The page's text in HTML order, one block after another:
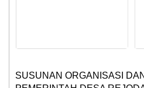
SUSUNAN ORGANISASI